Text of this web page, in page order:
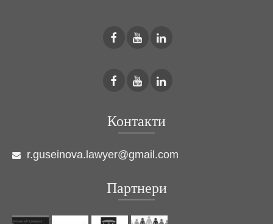
Контакти
r.guseinova.lawyer@gmail.com
Партнери